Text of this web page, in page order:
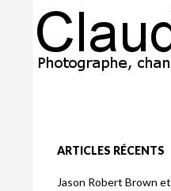
ARTICLES RÉCENTS
Jason Robert Brown et